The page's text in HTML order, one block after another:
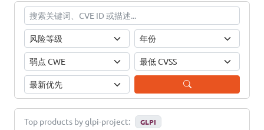
Top products by glpi-project:
GLPI